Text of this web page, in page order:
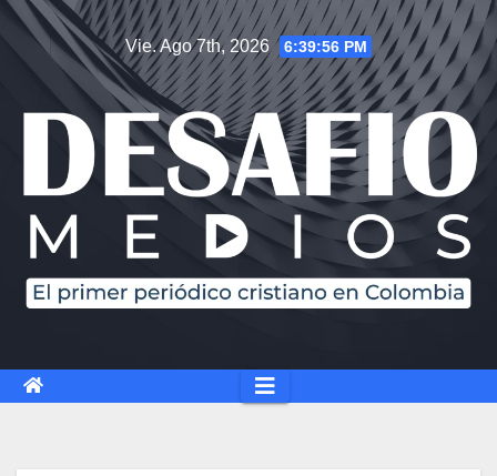
Saltar
contenido
Vie. Ago 7th, 2026 6:39:57 PM